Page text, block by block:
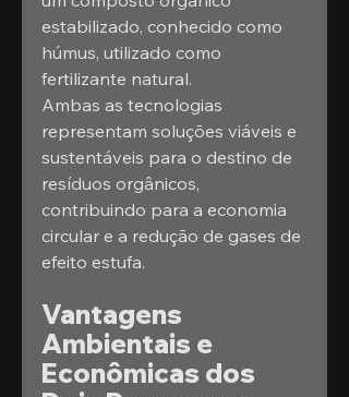
estabilizado, conhecido como
húmus, utilizado como
fertilizante natural.
Ambas as tecnologias
representam soluções viáveis e
sustentáveis para o destino de
resíduos orgânicos,
contribuindo para a economia
circular e a redução de gases de
efeito estufa.
Vantagens
Ambientais e
Econômicas dos